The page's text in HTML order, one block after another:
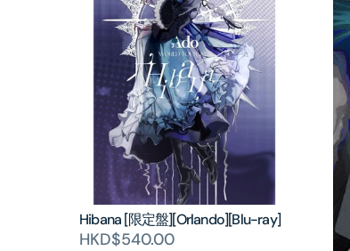
Hibana [限定盤][Orlando][Blu-ray]
HKD$540.00